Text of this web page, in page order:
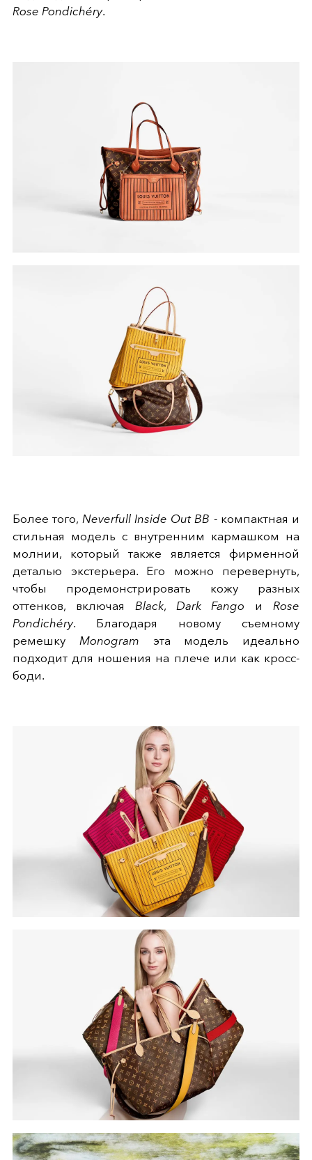
Rose Pondichéry.
Более того, Neverfull Inside Out BB - компактная и
стильная модель с внутренним кармашком на
молнии, который также является фирменной
деталью экстерьера. Его можно перевернуть,
чтобы продемонстрировать кожу разных
оттенков, включая Black, Dark Fango и Rose
Pondichéry. Благодаря новому съемному
ремешку Monogram эта модель идеально
подходит для ношения на плече или как кросс-
боди.